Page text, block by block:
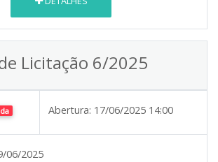
Licitação 6/2025
Abertura: 17/06/2025 14:00
06/2025